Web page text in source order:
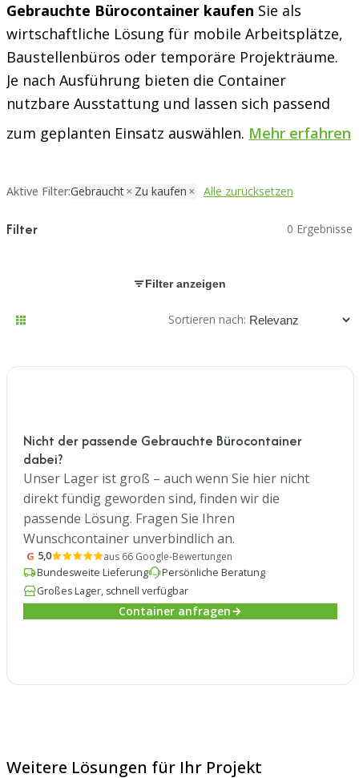
Gebrauchte Bürocontainer kaufen Sie als
wirtschaftliche Lösung für mobile Arbeitsplätze,
Baustellenbüros oder temporäre Projekträume.
Je nach Ausführung bieten die Container
nutzbare Ausstattung und lassen sich passend
zum geplanten Einsatz auswählen. Mehr erfahren
Aktive Filter:Gebraucht Zu kaufen Alle zurücksetzen
Filter 0 Ergebnisse
Filter anzeigen
Sortieren nach:
Nicht der passende Gebrauchte Bürocontainer
dabei?
Unser Lager ist groß – auch wenn Sie hier nicht
direkt fündig geworden sind, finden wir die
passende Lösung. Fragen Sie Ihren
Wunschcontainer unverbindlich an.
G 5,0
aus 66 Google-Bewertungen
Bundesweite Lieferung
Persönliche Beratung
Großes Lager, schnell verfügbar
Container anfragen
Weitere Lösungen für Ihr Projekt